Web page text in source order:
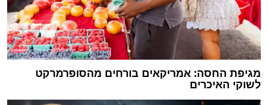
מגיפת החסה: אמריקאים בורחים מהסופרמרקט
לשוקי האיכרים